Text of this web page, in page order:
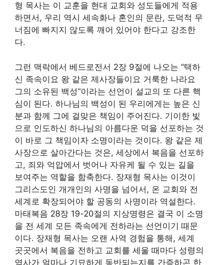
형 목사는 이 교훈을 현대 교회와 성도들에게 적용
하면서, 우리 역시 세속화나 혼인의 문란, 도덕적 무
너짐에 빠지지 않도록 깨어 있어야 한다고 강조한
다.
그런 맥락에서 베드로전서 2장 9절에 나오는 “택하
신 족속이요 왕 같은 제사장들이요 거룩한 나라요
그의 소유된 백성”이라는 선언이 설교의 또 다른 핵
심이 된다. 하나님의 백성이 된 우리에게는 높은 신
분과 함께 그에 걸맞은 책임이 주어진다. 기이한 빛
으로 인도하신 하나님의 아름다운 덕을 선포하는 것
이 바로 그 책임이자 소명이라는 것이다. 왕 같은 제
사장으로 살아간다는 것은, 세상에서 복음을 선포하
고, 죄와 억압에서 벗어나 자유케 될 수 있는 길을
보여주는 역할을 함축한다. 장재형 목사는 이것이
그리스도인 개개인의 사명을 넘어서, 온 교회와 전
세계로 확장되어야 할 공동의 사명이라 역설한다.
마태복음 28장 19-20절의 지상명령은 결국 이 소명
을 전 세계 모든 족속에게 전하라는 선언이기 때문
이다. 장재형 목사는 오랜 사역 경험을 통해, 세계
곳곳에서 복음을 전하고 교회를 세울 때마다 성령의
역사가 얼마나 기묘하게 동반되는지를 간증하곤 한